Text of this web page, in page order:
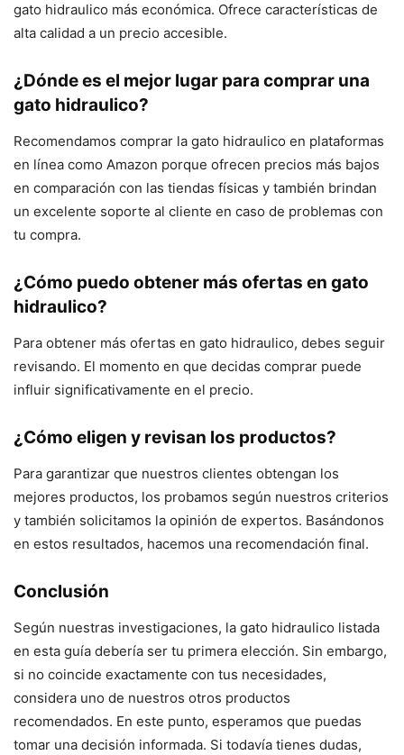
gato hidraulico más económica. Ofrece características de
alta calidad a un precio accesible.
¿Dónde es el mejor lugar para comprar una
gato hidraulico?
Recomendamos comprar la gato hidraulico en plataformas
en línea como Amazon porque ofrecen precios más bajos
en comparación con las tiendas físicas y también brindan
un excelente soporte al cliente en caso de problemas con
tu compra.
¿Cómo puedo obtener más ofertas en gato
hidraulico?
Para obtener más ofertas en gato hidraulico, debes seguir
revisando. El momento en que decidas comprar puede
influir significativamente en el precio.
¿Cómo eligen y revisan los productos?
Para garantizar que nuestros clientes obtengan los
mejores productos, los probamos según nuestros criterios
y también solicitamos la opinión de expertos. Basándonos
en estos resultados, hacemos una recomendación final.
Conclusión
Según nuestras investigaciones, la gato hidraulico listada
en esta guía debería ser tu primera elección. Sin embargo,
si no coincide exactamente con tus necesidades,
considera uno de nuestros otros productos
recomendados. En este punto, esperamos que puedas
tomar una decisión informada. Si todavía tienes dudas,